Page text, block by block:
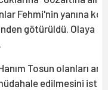
Fehmi'nin yanına
götürüldü. Olaya
Tosun olanları
edilmesini